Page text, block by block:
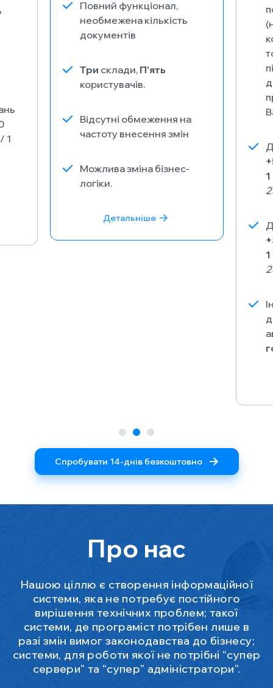
1
Повний функціонал,
необмежена кількість
документів
Три склади, П'ять
користувачів.
Відсутні обмеження на
частоту внесення змін
Можлива зміна бізнес-
логіки.
Детальніше
Спробувати 14-днів безкоштовно
Про нас
Нашою ціллю є створення інформаційної
системи, яка не потребує постійного
вирішення технічних проблем; такої
системи, де програміст потрібен лише в
разі змін вимог законодавства до бізнесу;
системи, для роботи якої не потрібні “супер
сервери” та “супер” адміністратори”.